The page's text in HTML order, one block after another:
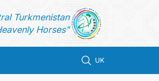
Turkmenistan
Horses"
UK